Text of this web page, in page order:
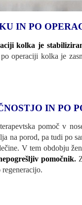
IN PO
kolka je
operaciji kolka je
IN PO
pomoč v
na porod, pa tudi po
V tem obdobju
pomočnik.